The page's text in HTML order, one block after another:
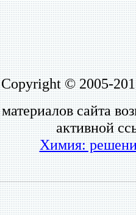
Copyright © 2005-
сайта
активной
Химия: